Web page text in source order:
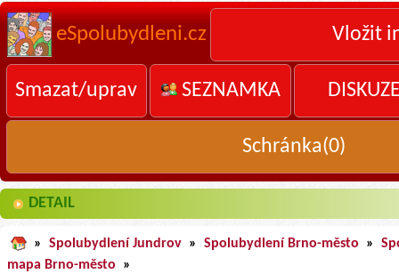
eSpolubydleni.cz Vložit
Smazat/uprav SEZNAMKA
Schránka(0)
DETAIL
» Spolubydlení Jundrov » Spolubydlení Brno-město »
mapa Brno-město
»